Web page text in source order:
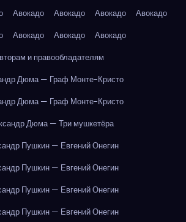
Авокадо Авокадо Авокадо
Авокадо
Авокадо Авокадо
Авокадо
и правообладателям
Дюма — Граф Монте-Кристо
Дюма — Граф Монте-Кристо
Дюма — Три мушкетёра
Пушкин — Евгений Онегин
Пушкин — Евгений Онегин
Пушкин — Евгений Онегин
Пушкин — Евгений Онегин